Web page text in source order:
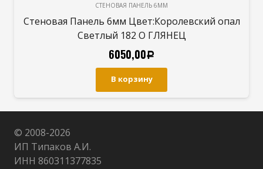
СТЕНОВАЯ ПАНЕЛЬ 6ММ
Стеновая Панель 6мм Цвет:Королевский опал
Светлый 182 О ГЛЯНЕЦ
6050,00Р
В корзину
© 2008-2026
ИП Типаков А.И.
ИНН 860311377835